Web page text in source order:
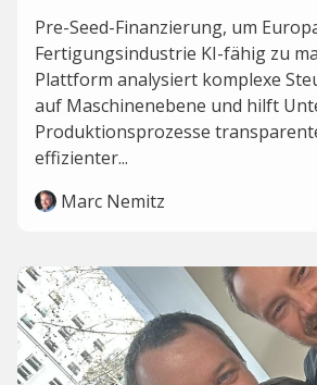
Pre-Seed-Finanzierung, um
Fertigungsindustrie KI-fähig zu
Plattform analysiert komplexe
auf Maschinenebene und hilft
Produktionsprozesse
effizienter...
Marc Nemitz